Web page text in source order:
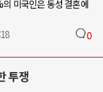
미국인은 동성 결혼에
0
투쟁